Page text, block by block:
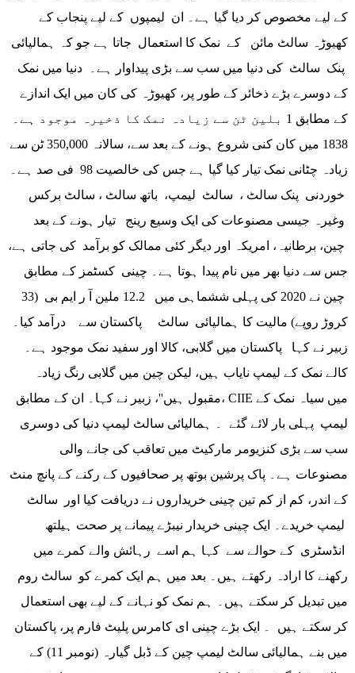
کے لیے مخصوص کر دیا گیا ہے۔ ان لیمپوں کے لیے پنجاب کے
کھیوڑہ سالٹ مائن کے نمک کا استعمال جاتا ہے جو کہ ہمالیائی
پنک سالٹ کی دنیا میں سب سے بڑی پیداوار ہے۔ دنیا میں نمک
کے دوسرے بڑے ذخائر کے طور پر، کھیوڑہ کی کان میں ایک اندازے
کے مطابق 1 بلین ٹن سے زیادہ نمک کا ذخیرہ موجود ہے۔
1838 میں کان کنی شروع ہونے کے بعد سے، سالانہ 350,000 ٹن سے
زیادہ چٹانی نمک تیار کیا گیا ہے جس کی خالصیت 98 فی صد ہے۔
خوردنی پنک سالٹ ، سالٹ لیمپ، باتھ سالٹ ، سالٹ برکس
وغیرہ جیسی مصنوعات کی ایک وسیع رینج تیار ہونے کے بعد
چین، برطانیہ، امریکہ اور دیگر کئی ممالک کو برآمد کی جاتی ہے،
جس سے دنیا بھر میں نام پیدا ہوتا ہے۔ چینی کسٹمز کے مطابق
چین نے 2020 کی پہلی ششماہی میں 12.2 ملین آ ر ایم بی (33
کروڑ روپے) مالیت کا ہمالیائی سالٹ پاکستان سے درآمد کیا۔
زبیر نے کہا پاکستان میں گلابی، کالا اور سفید نمک موجود ہے۔
کالے نمک کے لیمپ نایاب ہیں، لیکن چین میں گلابی رنگ زیادہ
مقبول ہیں''، زبیر نے کہا۔ ان کے مطابق، CIIE میں سیاہ نمک کے
لیمپ پہلی بار لائے گئے ۔ ہمالیائی سالٹ لیمپ دنیا کی دوسری
سب سے بڑی کنزیومر مارکیٹ میں تعاقب کی جانے والی
مصنوعات ہے۔ پاک پرشین بوتھ پر صحافیوں کے رکنے کے پانچ منٹ
کے اندر، کم از کم تین چینی خریداروں نے دریافت کیا اور سالٹ
لیمپ خریدے۔ ایک چینی خریدار نیبڑے پیمانے پر صحت ہیلتھ
انڈسٹری کے حوالے سے کہا ہم اسے رہائش والے کمرے میں
رکھنے کا ارادہ رکھتے ہیں۔ بعد میں ہم ایک کمرے کو سالٹ روم
میں تبدیل کر سکتے ہیں۔ ہم نمک کو نہانے کے لیے بھی استعمال
کر سکتے ہیں ۔ ایک بڑے چینی ای کامرس پلیٹ فارم پر، پاکستان
میں بنے ہمالیائی سالٹ لیمپ چین کے ڈبل گیارہ (نومبر 11) کے